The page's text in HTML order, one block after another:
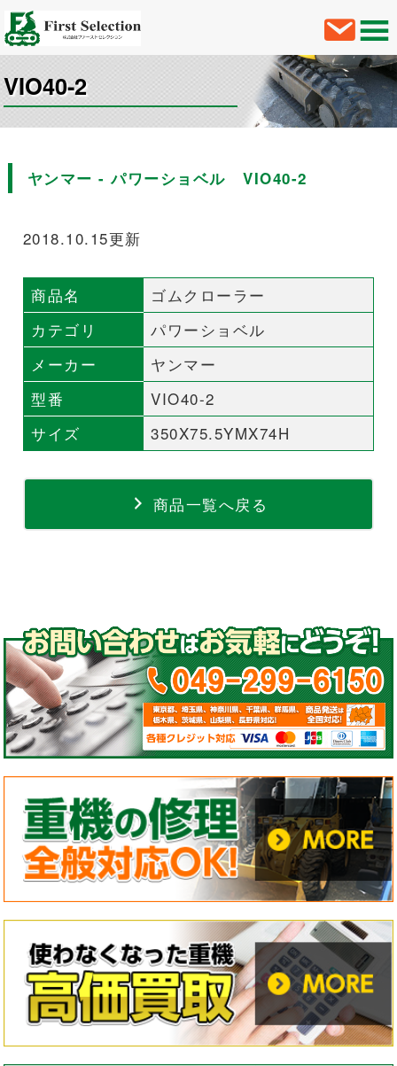
VIO40-2
ヤンマー - パワーショベル VIO40-2
2018.10.15更新
商品名
ゴムクローラー
カテゴリ
パワーショベル
メーカー
ヤンマー
型番
VIO40-2
サイズ
350X75.5YMX74H
商品一覧へ戻る